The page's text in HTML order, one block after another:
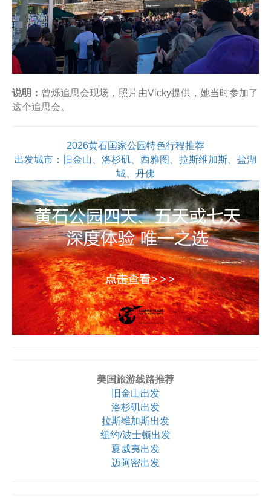
说明： 曾烁追思会现场，照片由Vicky提供，她当时参加了
这个追思会。
2026黄石国家公园特色行程推荐
出发城市：旧金山、洛杉矶、西雅图、拉斯维加斯、盐湖
城、丹佛
美国旅游线路推荐
旧金山出发
洛杉矶出发
拉斯维加斯出发
纽约/波士顿出发
夏威夷出发
迈阿密出发